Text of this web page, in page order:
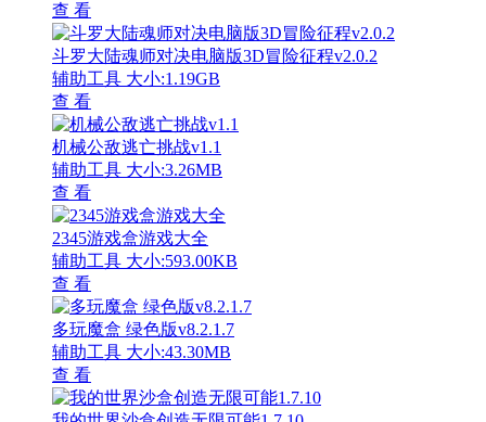
查 看
斗罗大陆魂师对决电脑版3D冒险征程v2.0.2
辅助工具 大小:1.19GB
查 看
机械公敌逃亡挑战v1.1
辅助工具 大小:3.26MB
查 看
2345游戏盒游戏大全
辅助工具 大小:593.00KB
查 看
多玩魔盒 绿色版v8.2.1.7
辅助工具 大小:43.30MB
查 看